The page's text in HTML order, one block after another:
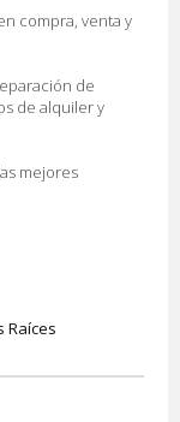
compra, venta y
de
de alquiler y
mejores
Raíces